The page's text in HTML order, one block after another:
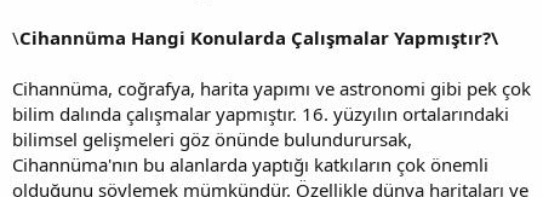
\Cihannüma Hangi Konularda Çalışmalar Yapmıştır?\
Cihannüma, coğrafya, harita yapımı ve astronomi gibi pek çok
bilim dalında çalışmalar yapmıştır. 16. yüzyılın ortalarındaki
bilimsel gelişmeleri göz önünde bulundurursak,
Cihannüma'nın bu alanlarda yaptığı katkıların çok önemli
olduğunu söylemek mümkündür. Özellikle dünya haritaları ve